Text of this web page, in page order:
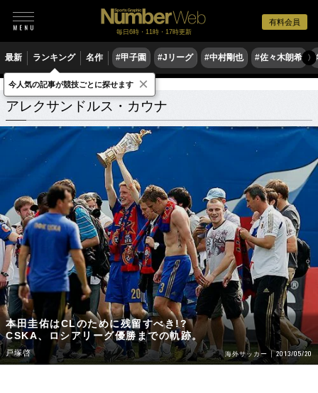
有料会員
毎日6時・11時・17時更新
最新 ランキング 名作 #甲子園 #Jリーグ #中村剛也 #佐々木朗希 〉
アレクサンドルス・カウナ 関連記事
アレクサンドルス・カウナ
本田圭佑はCLのために残留すべき!?
CSKA、ロシアリーグ優勝までの軌跡。
戸塚啓 海外サッカー 2013/05/20
今人気の記事が競技ごとに探せます ×